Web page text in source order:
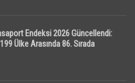
Endeksi 2026 Güncellendi:
Ülke Arasında 86. Sırada